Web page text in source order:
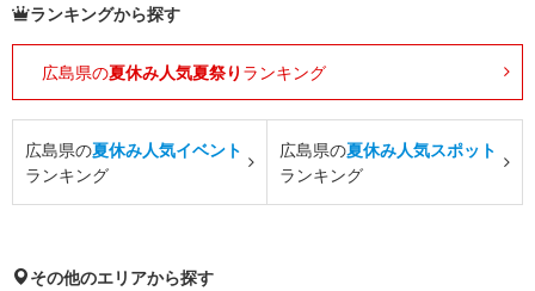
ランキングから探す
広島県の夏休み人気夏祭り ランキング
広島県の夏休み人気イベント
ランキング
広島県の夏休み人気スポット
ランキング
その他のエリアから探す